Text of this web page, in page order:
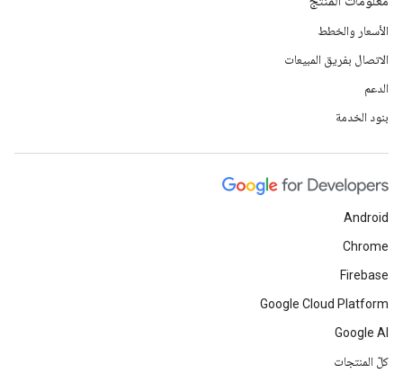
الأسعار والخطط
الاتصال بفريق المبيعات
الدعم
بنود الخدمة
Android
Chrome
Firebase
Google Cloud Platform
Google AI
كلّ المنتجات